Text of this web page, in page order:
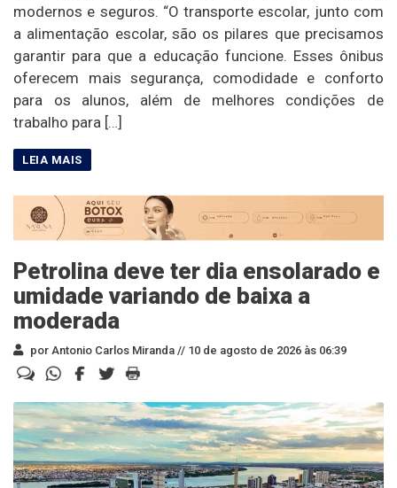
modernos e seguros. “O transporte escolar, junto com
a alimentação escolar, são os pilares que precisamos
garantir para que a educação funcione. Esses ônibus
oferecem mais segurança, comodidade e conforto
para os alunos, além de melhores condições de
trabalho para […]
Petrolina deve ter dia ensolarado e
umidade variando de baixa a
moderada
por Antonio Carlos Miranda // 10 de agosto de 2026 às 06:39